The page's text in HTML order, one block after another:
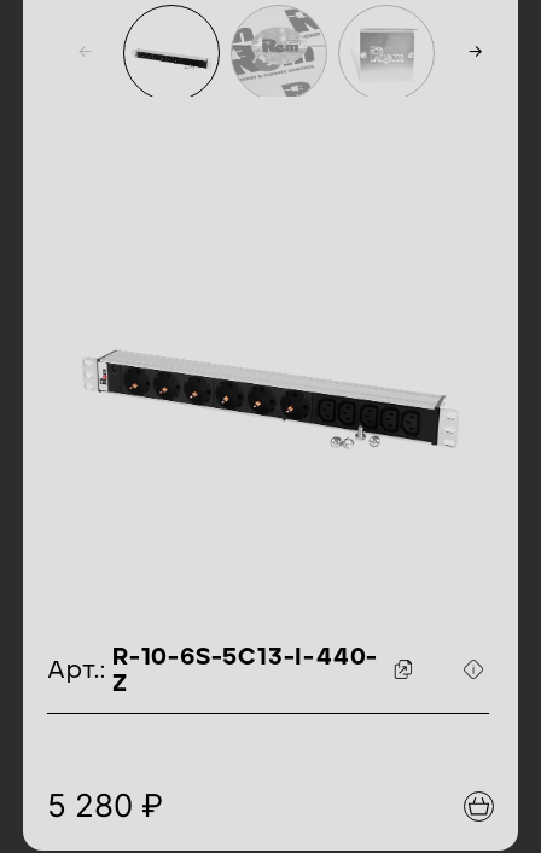
идентификаторы товара
Арт.:
R-10-6S-5C13-I-440-
Z
5 280 ₽